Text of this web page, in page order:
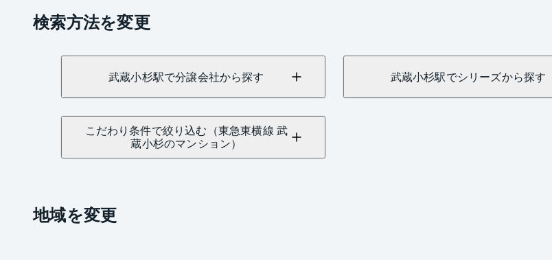
検索方法を変更
武蔵小杉駅で分譲会社から探す 武蔵小杉駅でシリーズから探す
こだわり条件で絞り込む（東急東横線 武
蔵小杉のマンション）
地域を変更